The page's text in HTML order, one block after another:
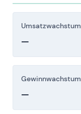
Umsatzwachstum
—
Gewinnwachstum
—